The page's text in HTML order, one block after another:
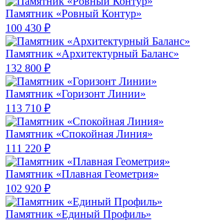
Памятник «Ровный Контур»
100 430 ₽
Памятник «Архитектурный Баланс»
132 800 ₽
Памятник «Горизонт Линии»
113 710 ₽
Памятник «Спокойная Линия»
111 220 ₽
Памятник «Плавная Геометрия»
102 920 ₽
Памятник «Единый Профиль»